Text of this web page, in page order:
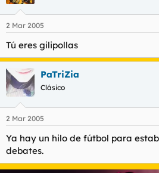
2 Mar 2005
Tú eres gilipollas
PaTriZia
Clásico
2 Mar 2005
Ya hay un hilo de fútbol para
debates.